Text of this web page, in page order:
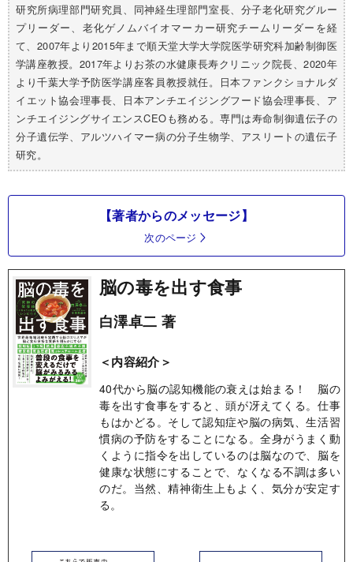
研究所病理部門研究員、同神経生理部門室長、分子老化研究グルー
プリーダー、老化ゲノムバイオマーカー研究チームリーダーを経
て、2007年より2015年まで順天堂大学大学院医学研究科加齢制御医
学講座教授。2017年よりお茶の水健康長寿クリニック院長、2020年
より千葉大学予防医学講座客員教授就任。日本ファンクショナルダ
イエット協会理事長、日本アンチエイジングフード協会理事長、ア
ンチエイジングサイエンスCEOも務める。専門は寿命制御遺伝子の
分子遺伝学、アルツハイマー病の分子生物学、アスリートの遺伝子
研究。
【著者からのメッセージ】
次のページ
脳の毒を出す食事
白澤卓二 著
＜内容紹介＞
40代から脳の認知機能の衰えは始まる！ 脳の
毒を出す食事をすると、頭が冴えてくる。仕事
もはかどる。そして認知症や脳の病気、生活習
慣病の予防をすることになる。全身がうまく動
くように指令を出しているのは脳なので、脳を
健康な状態にすることで、なくなる不調は多い
のだ。当然、精神衛生上もよく、気分が安定す
る。